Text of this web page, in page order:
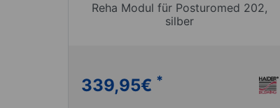
Reha Modul für Posturomed 202,
silber
339,95€ *